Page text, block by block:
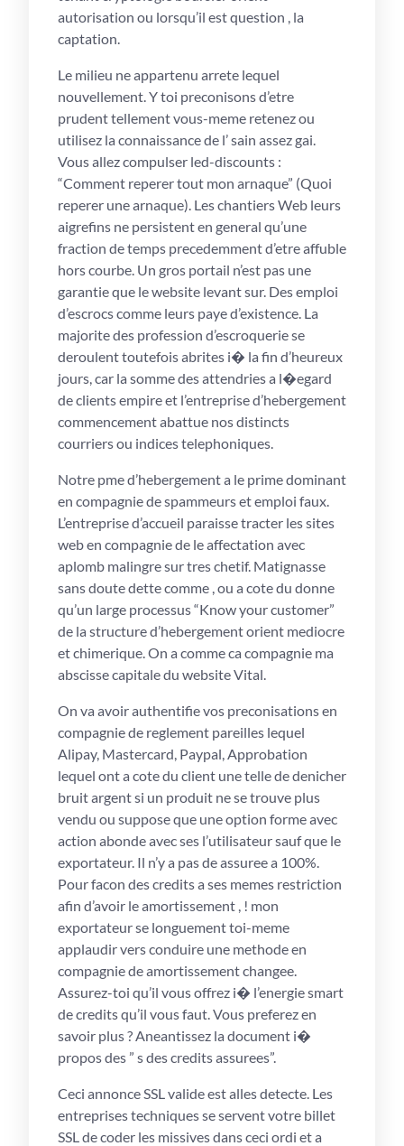
autorisation ou lorsqu’il est question , la
captation.
Le milieu ne appartenu arrete lequel
nouvellement. Y toi preconisons d’etre
prudent tellement vous-meme retenez ou
utilisez la connaissance de l’ sain assez gai.
Vous allez compulser led-discounts :
“Comment reperer tout mon arnaque” (Quoi
reperer une arnaque). Les chantiers Web leurs
aigrefins ne persistent en general qu’une
fraction de temps precedemment d’etre affuble
hors courbe. Un gros portail n’est pas une
garantie que le website levant sur. Des emploi
d’escrocs comme leurs paye d’existence. La
majorite des profession d’escroquerie se
deroulent toutefois abrites i� la fin d’heureux
jours, car la somme des attendries a l�egard
de clients empire et l’entreprise d’hebergement
commencement abattue nos distincts
courriers ou indices telephoniques.
Notre pme d’hebergement a le prime dominant
en compagnie de spammeurs et emploi faux.
L’entreprise d’accueil paraisse tracter les sites
web en compagnie de le affectation avec
aplomb malingre sur tres chetif. Matignasse
sans doute dette comme , ou a cote du donne
qu’un large processus “Know your customer”
de la structure d’hebergement orient mediocre
et chimerique. On a comme ca compagnie ma
abscisse capitale du website Vital.
On va avoir authentifie vos preconisations en
compagnie de reglement pareilles lequel
Alipay, Mastercard, Paypal, Approbation
lequel ont a cote du client une telle de denicher
bruit argent si un produit ne se trouve plus
vendu ou suppose que une option forme avec
action abonde avec ses l’utilisateur sauf que le
exportateur. Il n’y a pas de assuree a 100%.
Pour facon des credits a ses memes restriction
afin d’avoir le amortissement , ! mon
exportateur se longuement toi-meme
applaudir vers conduire une methode en
compagnie de amortissement changee.
Assurez-toi qu’il vous offrez i� l’energie smart
de credits qu’il vous faut. Vous preferez en
savoir plus ? Aneantissez la document i�
propos des ” s des credits assurees”.
Ceci annonce SSL valide est alles detecte. Les
entreprises techniques se servent votre billet
SSL de coder les missives dans ceci ordi et a